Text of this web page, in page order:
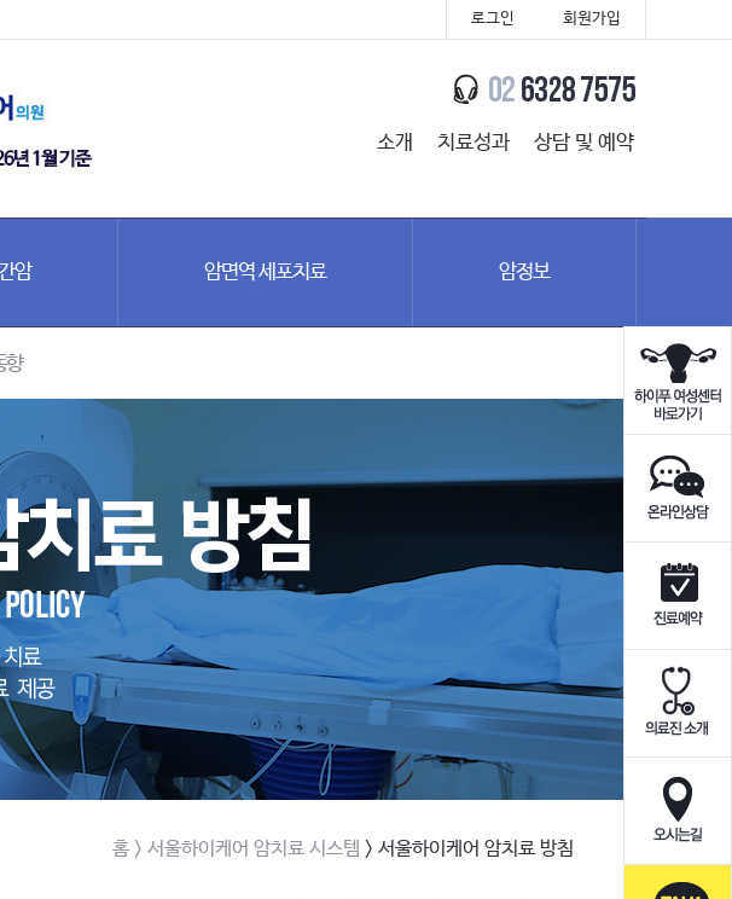
회원가입
로그인
소개 치료성과 상담 및 예약
향
암 암면역 세포치료 암정보
홈 > 서울하이케어 암치료 시스템 > 서울하이케어 암치료 방침